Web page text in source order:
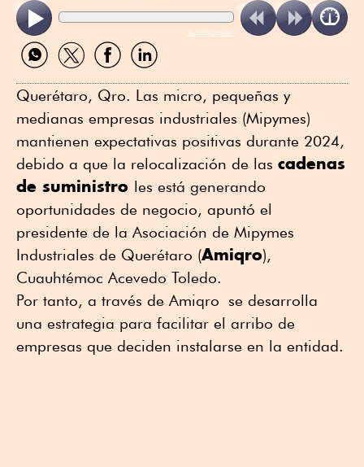
ReadSpeaker
Compartir
por
Compartir
por
Compartir
por
Compartir
por
Querétaro, Qro. Las micro, pequeñas y
medianas empresas industriales (Mipymes)
mantienen expectativas positivas durante 2024,
debido a que la relocalización de las cadenas
de suministro les está generando
oportunidades de negocio, apuntó el
presidente de la Asociación de Mipymes
Industriales de Querétaro (Amiqro),
Cuauhtémoc Acevedo Toledo.
Por tanto, a través de Amiqro se desarrolla
una estrategia para facilitar el arribo de
empresas que deciden instalarse en la entidad.